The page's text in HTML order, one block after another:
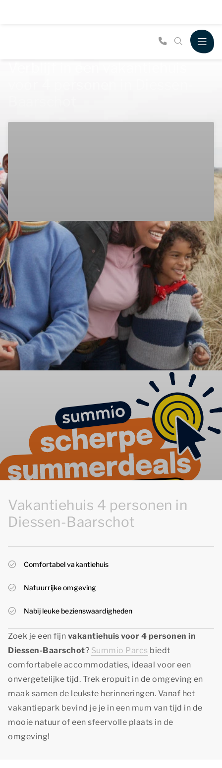
Vakantiehuis 4 personen in
Diessen-Baarschot
Comfortabel vakantiehuis
Natuurrijke omgeving
Nabij leuke bezienswaardigheden
Zoek je een fijn vakantiehuis voor 4 personen in
Diessen-Baarschot? Summio Parcs biedt
comfortabele accommodaties, ideaal voor een
onvergetelijke tijd. Trek eropuit in de omgeving en
maak samen de leukste herinneringen. Vanaf het
vakantiepark bevind je je in een mum van tijd in de
mooie natuur of een sfeervolle plaats in de
omgeving!